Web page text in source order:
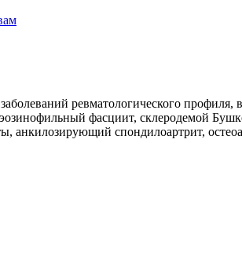
ревматологического
фасциит, склеродемой
анкилозирующий спондилоартрит,